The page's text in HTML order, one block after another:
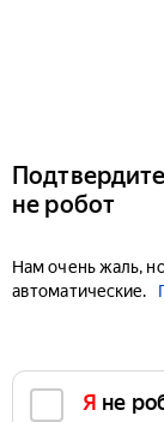
не робот
Нам очень жаль,
автоматические.
Я не